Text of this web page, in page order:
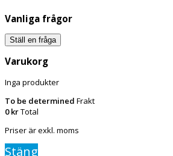
Vanliga frågor
Ställ en fråga
Varukorg
Inga produkter
To be determined Frakt
0 krTotal
Priser är exkl. moms
Stäng